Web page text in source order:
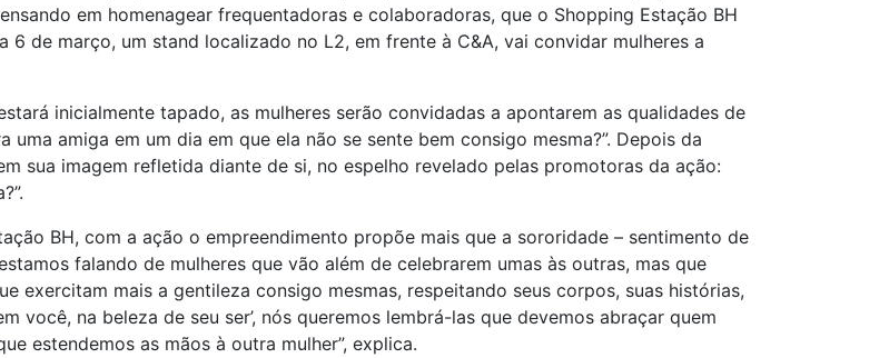
em homenagear frequentadoras e colaboradoras, que o Shopping Estação BH
6 de março, um stand localizado no L2, em frente à C&A, vai convidar mulheres a
inicialmente tapado, as mulheres serão convidadas a apontarem as qualidades de
amiga em um dia em que ela não se sente bem consigo mesma?”. Depois da
sua imagem refletida diante de si, no espelho revelado pelas promotoras da ação:
BH, com a ação o empreendimento propõe mais que a sororidade – sentimento de
falando de mulheres que vão além de celebrarem umas às outras, mas que
exercitam mais a gentileza consigo mesmas, respeitando seus corpos, suas histórias,
você, na beleza de seu ser’, nós queremos lembrá-las que devemos abraçar quem
estendemos as mãos à outra mulher”, explica.